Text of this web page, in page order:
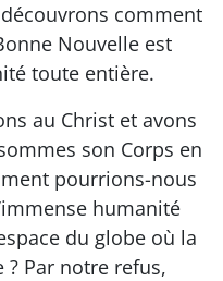
comment
Nouvelle est
toute entière.
au Christ et avons
son Corps en
pourrions-nous
humanité
du globe où la
? Par notre refus,